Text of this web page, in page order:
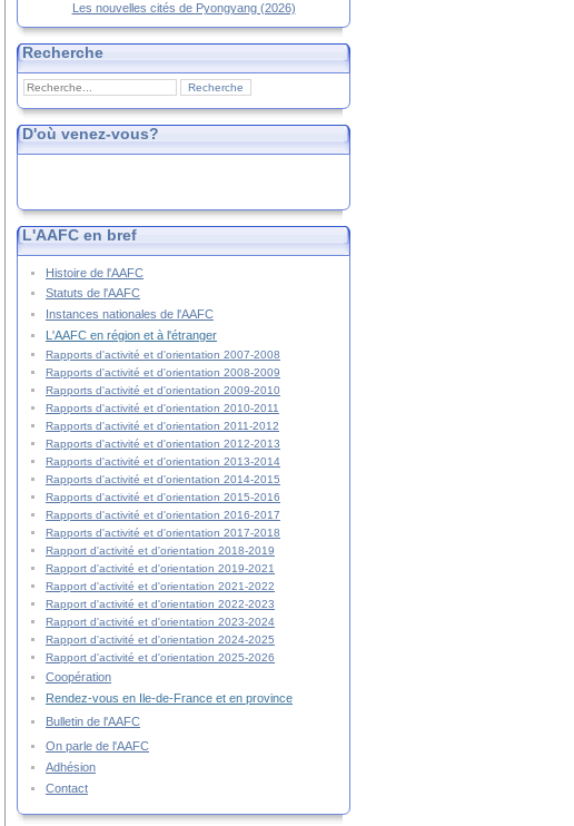
Les nouvelles cités de Pyongyang (2026)
Recherche
D'où venez-vous?
L'AAFC en bref
Histoire de l'AAFC
Statuts de l'AAFC
Instances nationales de l'AAFC
L'AAFC en région et à l'étranger
Rapports d'activité et d'orientation 2007-2008
Rapports d'activité et d'orientation 2008-2009
Rapports d'activité et d'orientation 2009-2010
Rapports d'activité et d'orientation 2010-2011
Rapports d'activité et d'orientation 2011-2012
Rapports d'activité et d'orientation 2012-2013
Rapports d'activité et d'orientation 2013-2014
Rapports d'activité et d'orientation 2014-2015
Rapports d'activité et d'orientation 2015-2016
Rapports d'activité et d'orientation 2016-2017
Rapports d'activité et d'orientation 2017-2018
Rapport d'activité et d'orientation 2018-2019
Rapport d'activité et d'orientation 2019-2021
Rapport d'activité et d'orientation 2021-2022
Rapport d'activité et d'orientation 2022-2023
Rapport d'activité et d'orientation 2023-2024
Rapport d'activité et d'orientation 2024-2025
Rapport d'activité et d'orientation 2025-2026
Coopération
Rendez-vous en Ile-de-France et en province
Bulletin de l'AAFC
On parle de l'AAFC
Adhésion
Contact